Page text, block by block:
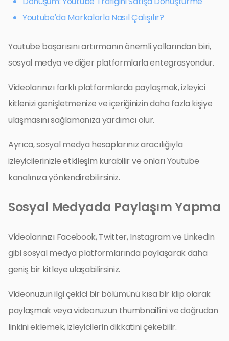
Youtube’da Markalarla Nasıl Çalışılır?
Youtube başarısını artırmanın önemli yollarından biri,
sosyal medya ve diğer platformlarla entegrasyondur.
Videolarınızı farklı platformlarda paylaşmak, izleyici
kitlenizi genişletmenize ve içeriğinizin daha fazla kişiye
ulaşmasını sağlamanıza yardımcı olur.
Ayrıca, sosyal medya hesaplarınız aracılığıyla
izleyicilerinizle etkileşim kurabilir ve onları Youtube
kanalınıza yönlendirebilirsiniz.
Sosyal Medyada Paylaşım Yapma
Videolarınızı Facebook, Twitter, Instagram ve LinkedIn
gibi sosyal medya platformlarında paylaşarak daha
geniş bir kitleye ulaşabilirsiniz.
Videonuzun ilgi çekici bir bölümünü kısa bir klip olarak
paylaşmak veya videonuzun thumbnail’ini ve doğrudan
linkini eklemek, izleyicilerin dikkatini çekebilir.